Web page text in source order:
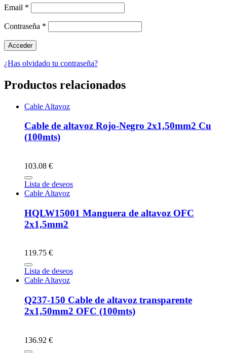
Email *
Contraseña *
¿Has olvidado tu contraseña?
Productos relacionados
Cable Altavoz
Cable de altavoz Rojo-Negro 2x1,50mm2 Cu
(100mts)
103.08 €
Lista de deseos
Cable Altavoz
HQLW15001 Manguera de altavoz OFC
2x1,5mm2
119.75 €
Lista de deseos
Cable Altavoz
Q237-150 Cable de altavoz transparente
2x1,50mm2 OFC (100mts)
136.92 €